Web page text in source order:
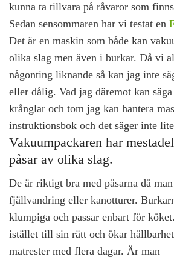
kunna ta tillvara på råvaror som
Sedan sensommaren har vi testat en
Det är en maskin som både kan
olika slag men även i burkar. Då vi
någonting liknande så kan jag inte
eller dålig. Vad jag däremot kan
krånglar och tom jag kan hantera
instruktionsbok och det säger inte
Vakuumpackaren har
påsar av olika slag.
De är riktigt bra med påsarna då
fjällvandring eller kanotturer.
klumpiga och passar enbart för
istället till sin rätt och ökar
matrester med flera dagar. Är man